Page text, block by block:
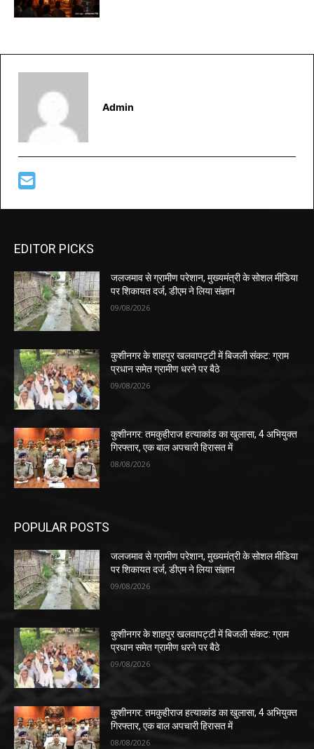
Admin
EDITOR PICKS
जलजमाव से ग्रामीण परेशान, मुख्यमंत्री के सोशल मीडिया
पर शिकायत दर्ज, डीएम ने लिया संज्ञान
09/08/2026
कुशीनगर के शाहपुर खलवापट्टी में बिजली संकट: ग्राम
प्रधान समेत ग्रामीण धरने पर बैठे
09/08/2026
कुशीनगर: तमकुहीराज हत्याकांड का खुलासा, 4 अभियुक्त
गिरफ्तार, एक बाल अपचारी हिरासत में
08/08/2026
POPULAR POSTS
जलजमाव से ग्रामीण परेशान, मुख्यमंत्री के सोशल मीडिया
पर शिकायत दर्ज, डीएम ने लिया संज्ञान
09/08/2026
कुशीनगर के शाहपुर खलवापट्टी में बिजली संकट: ग्राम
प्रधान समेत ग्रामीण धरने पर बैठे
09/08/2026
कुशीनगर: तमकुहीराज हत्याकांड का खुलासा, 4 अभियुक्त
गिरफ्तार, एक बाल अपचारी हिरासत में
08/08/2026